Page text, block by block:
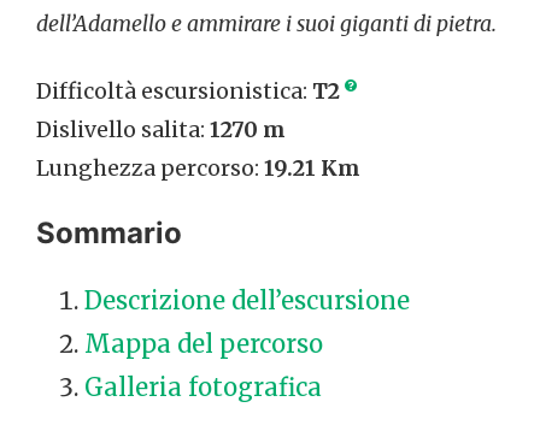
dell’Adamello e ammirare i suoi giganti di pietra.
Difficoltà escursionistica: T2
Dislivello salita: 1270 m
Lunghezza percorso: 19.21 Km
Sommario
Descrizione dell’escursione
Mappa del percorso
Galleria fotografica